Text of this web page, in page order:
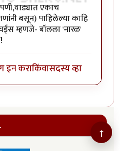
एकाच
बसून) पाहिलेल्या काहि
म्हणजे- बॉलला 'नारळ'
इन कराकिंवासदस्य व्हा
↑